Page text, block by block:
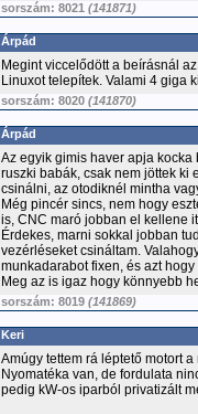
sorszám: 8021 (141871)
Árpád
Megint viccelődött a beírásnál
Linuxot telepítek. Valami 4 giga
sorszám: 8020 (141870)
Árpád
Az egyik gimis haver apja
ruszki babák, csak nem jöttek ki
csinálni, az otodiknél mintha
Még pincér sincs, nem hogy
is, CNC maró jobban el kellene
Érdekes, marni sokkal jobban
vezérléseket csináltam.
munkadarabot fixen, és azt
Meg az is igaz hogy könnyebb
sorszám: 8019 (141869)
Keri
Amúgy tettem rá léptető motort
Nyomatéka van, de fordulata
pedig kW-os iparból privatizált